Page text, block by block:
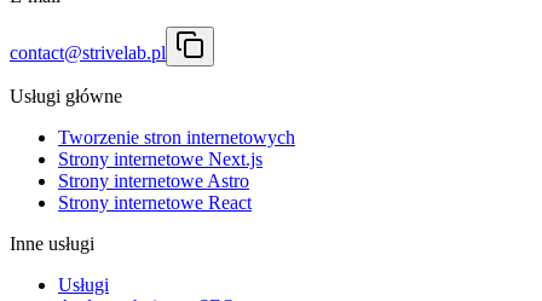
contact@strivelab.pl
Usługi główne
Tworzenie stron internetowych
Strony internetowe Next.js
Strony internetowe Astro
Strony internetowe React
Inne usługi
Usługi